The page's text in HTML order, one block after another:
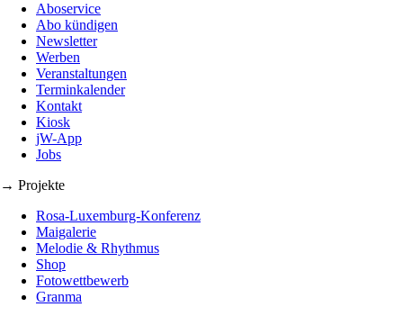
Aboservice
Abo kündigen
Newsletter
Werben
Veranstaltungen
Terminkalender
Kontakt
Kiosk
jW-App
Jobs
→ Projekte
Rosa-Luxemburg-Konferenz
Maigalerie
Melodie & Rhythmus
Shop
Fotowettbewerb
Granma